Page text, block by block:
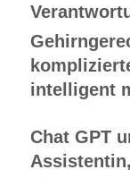
intelligent
Chat GPT